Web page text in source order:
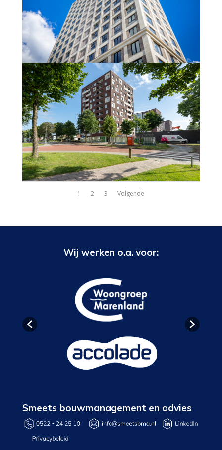
1 2 3 Volgende
Wij werken o.a. voor:
Smeets bouwmanagement en advies